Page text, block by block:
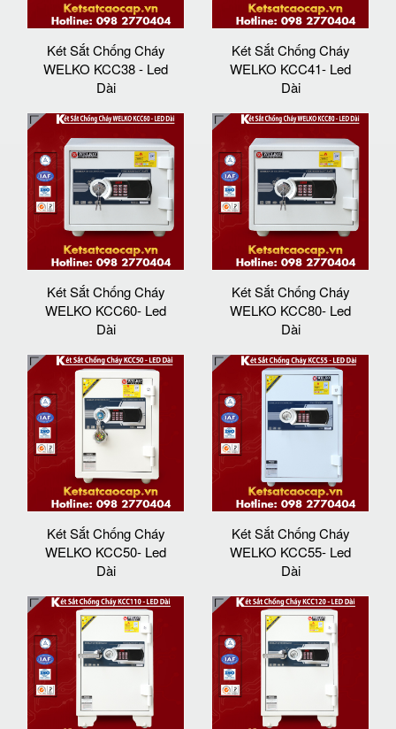
Két Sắt Chống Cháy
WELKO KCC38 - Led
Dài
Két Sắt Chống Cháy
WELKO KCC41- Led
Dài
Két Sắt Chống Cháy
WELKO KCC60- Led
Dài
Két Sắt Chống Cháy
WELKO KCC80- Led
Dài
Két Sắt Chống Cháy
WELKO KCC50- Led
Dài
Két Sắt Chống Cháy
WELKO KCC55- Led
Dài